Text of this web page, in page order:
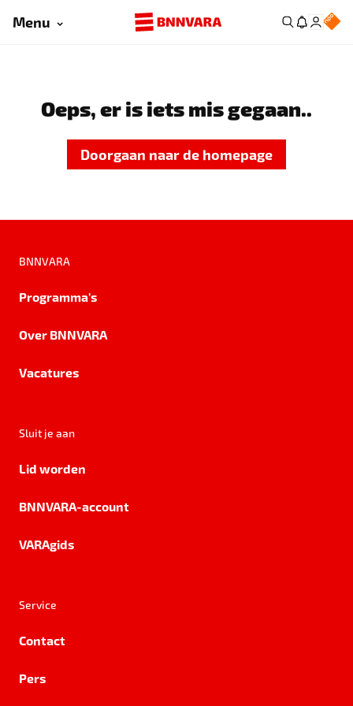
Menu
Oeps, er is iets mis gegaan..
Doorgaan naar de homepage
BNNVARA
Programma's
Over BNNVARA
Vacatures
Sluit je aan
Lid worden
BNNVARA-account
VARAgids
Service
Contact
Pers